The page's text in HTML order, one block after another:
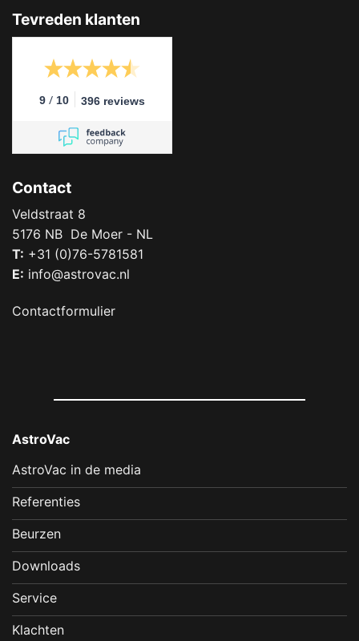
Tevreden klanten
9 / 10 396 reviews
Contact
Veldstraat 8
5176 NB De Moer - NL
T: +31 (0)76-5781581
E: info@astrovac.nl
Contactformulier
AstroVac
AstroVac in de media
Referenties
Beurzen
Downloads
Service
Klachten